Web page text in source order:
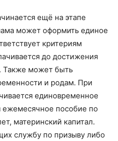
ещё на этапе
может оформить единое
критериям
до достижения
Также может быть
и родам. При
единовременное
ежемесячное пособие по
материнский капитал.
службу по призыву либо